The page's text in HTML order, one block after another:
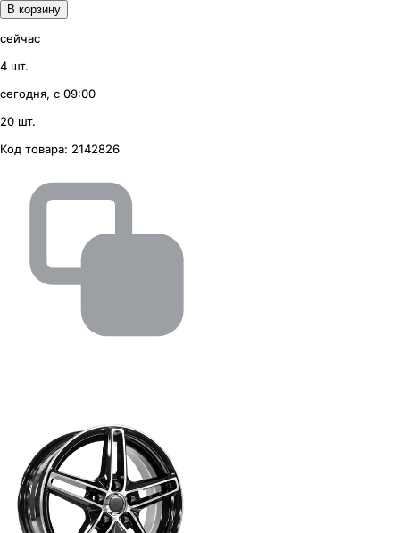
В корзину
сейчас
4 шт.
сегодня, с 09:00
20 шт.
Код товара: 2142826